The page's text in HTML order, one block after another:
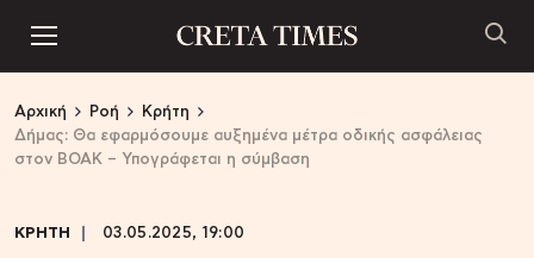
Αρχική Ροή
Κρήτη
Δήμας: Θα εφαρμόσουμε αυξημένα μέτρα οδικής ασφάλειας
στον ΒΟΑΚ – Υπογράφεται η σύμβαση
ΚΡΗΤΗ 03.05.2025, 19:00